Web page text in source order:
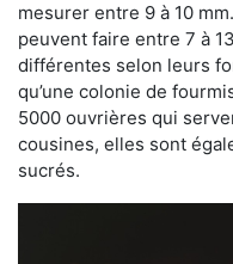
mesurer entre 9 à 10
peuvent faire entre 7 à
différentes selon leurs
qu’une colonie de
5000 ouvrières qui
cousines, elles sont
sucrés.